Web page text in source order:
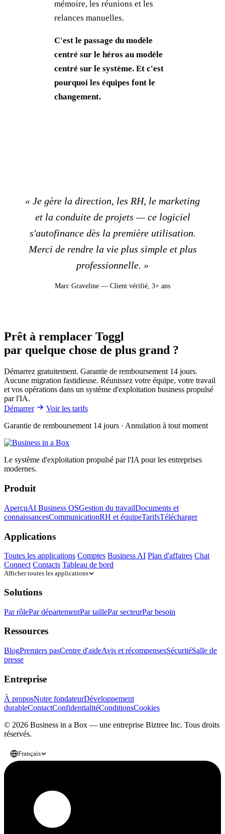
mémoire, les réunions et les
relances manuelles.
C'est le passage du modèle
centré sur le héros au modèle
centré sur le système. Et c'est
pourquoi les équipes font le
changement.
« Je gère la direction, les RH, le marketing
et la conduite de projets — ce logiciel
s'autofinance dès la première utilisation.
Merci de rendre la vie plus simple et plus
professionnelle. »
Marc Graveline — Client vérifié, 3+ ans
Prêt à remplacer Toggl
par quelque chose de plus grand ?
Démarrez gratuitement. Garantie de remboursement 14 jours.
Aucune migration fastidieuse. Réunissez votre équipe, votre travail
et vos opérations dans un système d'exploitation business propulsé
par l'IA.
Démarrer
Voir les tarifs
Garantie de remboursement 14 jours · Annulation à tout moment
Le système d'exploitation propulsé par l'IA pour les entreprises
modernes.
Produit
AperçuAI Business OSGestion du travailDocuments et
connaissancesCommunicationRH et équipeTarifsTélécharger
Applications
Toutes les applications Comptes Business AI Plan d'affaires Chat
Connect Contacts Tableau de bord
Afficher toutes les applications
Solutions
Par rôlePar départementPar taillePar secteurPar besoin
Ressources
BlogPremiers pasCentre d'aideAvis et récompensesSécuritéSalle de
presse
Entreprise
À proposNotre fondateurDéveloppement
durableContactConfidentialitéConditionsCookies
© 2026 Business in a Box — une entreprise Biztree Inc. Tous droits
réservés.
Français